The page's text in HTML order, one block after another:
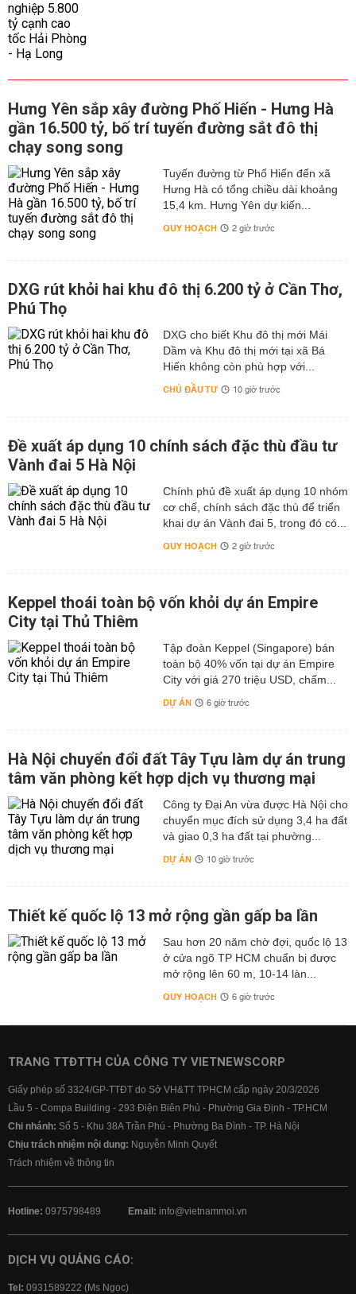
Hưng Yên sắp xây đường Phố Hiến - Hưng Hà
gần 16.500 tỷ, bố trí tuyến đường sắt đô thị
chạy song song
Tuyến đường từ Phố Hiến đến xã
Hưng Hà có tổng chiều dài khoảng
15,4 km. Hưng Yên dự kiến...
QUY HOẠCH 2 giờ trước
DXG rút khỏi hai khu đô thị 6.200 tỷ ở Cần Thơ,
Phú Thọ
DXG cho biết Khu đô thị mới Mái
Dầm và Khu đô thị mới tại xã Bá
Hiến không còn phù hợp với...
CHỦ ĐẦU TƯ 10 giờ trước
Đề xuất áp dụng 10 chính sách đặc thù đầu tư
Vành đai 5 Hà Nội
Chính phủ đề xuất áp dụng 10 nhóm
cơ chế, chính sách đặc thù để triển
khai dự án Vành đai 5, trong đó có...
QUY HOẠCH 2 giờ trước
Keppel thoái toàn bộ vốn khỏi dự án Empire
City tại Thủ Thiêm
Tập đoàn Keppel (Singapore) bán
toàn bộ 40% vốn tại dự án Empire
City với giá 270 triệu USD, chấm...
DỰ ÁN 6 giờ trước
Hà Nội chuyển đổi đất Tây Tựu làm dự án trung
tâm văn phòng kết hợp dịch vụ thương mại
Công ty Đại An vừa được Hà Nội cho
chuyển mục đích sử dụng 3,4 ha đất
và giao 0,3 ha đất tại phường...
DỰ ÁN 10 giờ trước
Thiết kế quốc lộ 13 mở rộng gần gấp ba lần
Sau hơn 20 năm chờ đợi, quốc lộ 13
ở cửa ngõ TP HCM chuẩn bị được
mở rộng lên 60 m, 10-14 làn...
QUY HOẠCH 6 giờ trước
TRANG TTĐTTH CỦA CÔNG TY VIETNEWSCORP
Giấy phép số 3324/GP-TTĐT do Sở VH&TT TPHCM cấp ngày 20/3/2026
Lầu 5 - Compa Building - 293 Điện Biên Phủ - Phường Gia Định - TP.HCM
Chi nhánh: Số 5 - Khu 38A Trần Phú - Phường Ba Đình - TP. Hà Nội
Chịu trách nhiệm nội dung: Nguyễn Minh Quyết
Trách nhiệm về thông tin
Hotline: 0975798489 Email: info@vietnammoi.vn
DỊCH VỤ QUẢNG CÁO:
Tel: 0931589222 (Ms Ngọc)